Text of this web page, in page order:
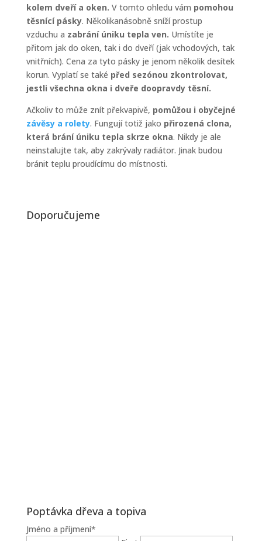
kolem dveří a oken. V tomto ohledu vám pomohou
těsnící pásky. Několikanásobně sníží prostup
vzduchu a zabrání úniku tepla ven. Umístíte je
přitom jak do oken, tak i do dveří (jak vchodových, tak
vnitřních). Cena za tyto pásky je jenom několik desítek
korun. Vyplatí se také před sezónou zkontrolovat,
jestli všechna okna i dveře doopravdy těsní.
Ačkoliv to může znít překvapivě, pomůžou i obyčejné
závěsy a rolety. Fungují totiž jako přirozená clona,
která brání úniku tepla skrze okna. Nikdy je ale
neinstalujte tak, aby zakrývaly radiátor. Jinak budou
bránit teplu proudícímu do místnosti.
Doporučujeme
Poptávka dřeva a topiva
Jméno a příjmení*